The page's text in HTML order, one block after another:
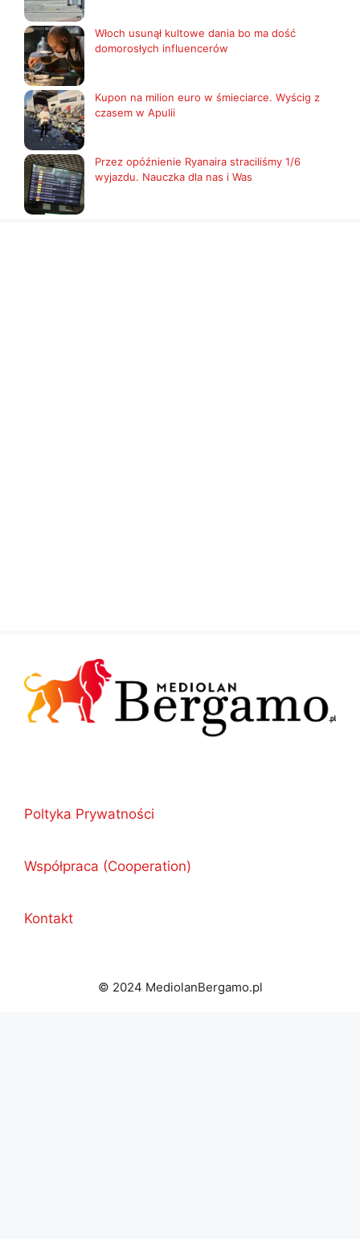
Włoch usunął kultowe dania bo ma dość
domorosłych influencerów
Kupon na milion euro w śmieciarce. Wyścig z
czasem w Apulii
Przez opóźnienie Ryanaira straciliśmy 1/6
wyjazdu. Nauczka dla nas i Was
Poltyka Prywatności
Współpraca (Cooperation)
Kontakt
© 2024 MediolanBergamo.pl